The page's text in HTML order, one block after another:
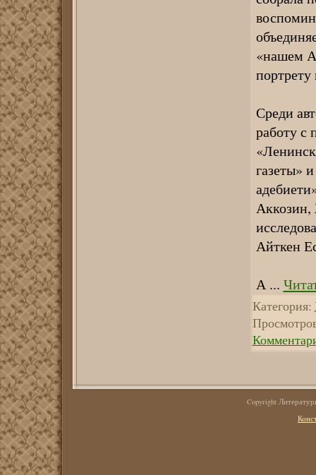
«нашем
Среди
работу с
газеты»
Аккозин,
Айткен
А...
Категория:
Copyright